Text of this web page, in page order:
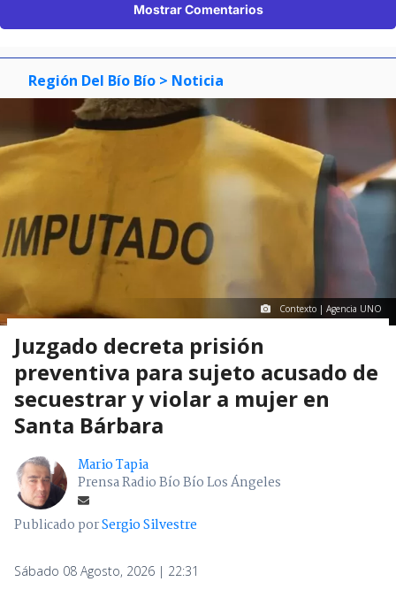
Mostrar Comentarios
Región Del Bío Bío > Noticia
Contexto | Agencia UNO
Juzgado decreta prisión
preventiva para sujeto acusado de
secuestrar y violar a mujer en
Santa Bárbara
Mario Tapia
Prensa Radio Bío Bío Los Ángeles
Publicado porSergio Silvestre
Sábado 08 Agosto, 2026 | 22:31